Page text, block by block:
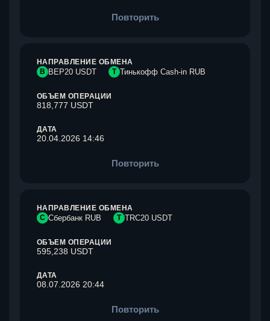
Повторить
НАПРАВЛЕНИЕ ОБМЕНА
B BEP20 USDT Т Тинькофф Cash-in RUB
ОБЪЕМ ОПЕРАЦИИ
818,777 USDT
ДАТА
20.04.2026 14:46
Повторить
НАПРАВЛЕНИЕ ОБМЕНА
С Сбербанк RUB T TRC20 USDT
ОБЪЕМ ОПЕРАЦИИ
595,238 USDT
ДАТА
08.07.2026 20:44
Повторить